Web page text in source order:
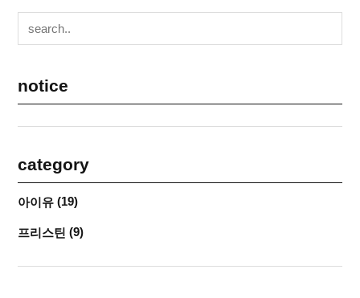
notice
category
아이유(19)
프리스틴(9)